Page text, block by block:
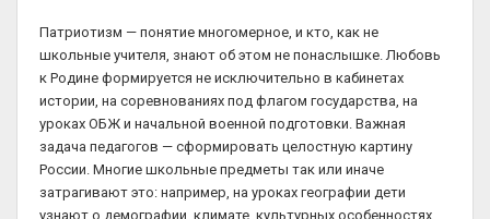
Патриотизм — понятие многомерное, и кто, как не
школьные учителя, знают об этом не понаслышке. Любовь
к Родине формируется не исключительно в кабинетах
истории, на соревнованиях под флагом государства, на
уроках ОБЖ и начальной военной подготовки. Важная
задача педагогов — сформировать целостную картину
России. Многие школьные предметы так или иначе
затрагивают это: например, на уроках географии дети
узнают о демографии, климате, культурных особенностях